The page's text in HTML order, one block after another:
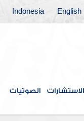
English
Indonesia
الاستشارات الصوتيات